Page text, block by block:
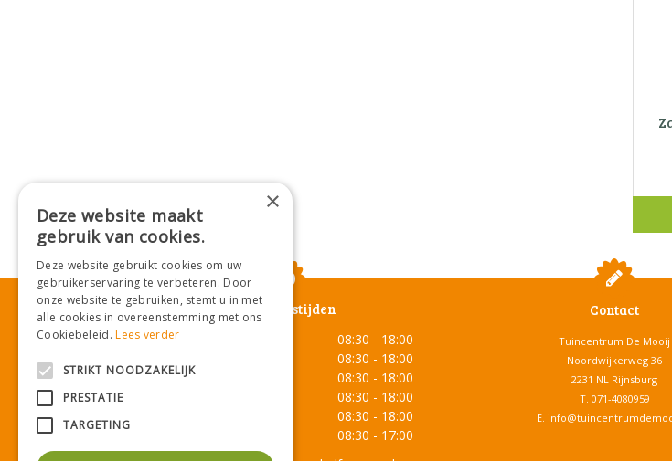
Openingstijden
Maandag
08:30 - 18:00
08:30 - 18:00
Woensdag
08:30 - 18:00
08:30 - 18:00
08:30 - 18:00
08:30 - 17:00
Contact
Tuincentrum De Mooij
Noordwijkerweg 36
2231 NL Rijnsburg
T. 071-4080959
E.
×
Deze website maakt
gebruik van cookies.
Deze website gebruikt cookies om uw
gebruikerservaring te verbeteren. Door
onze website te gebruiken, stemt u in met
alle cookies in overeenstemming met ons
Cookiebeleid.Lees verder
STRIKT NOODZAKELIJK
PRESTATIE
TARGETING